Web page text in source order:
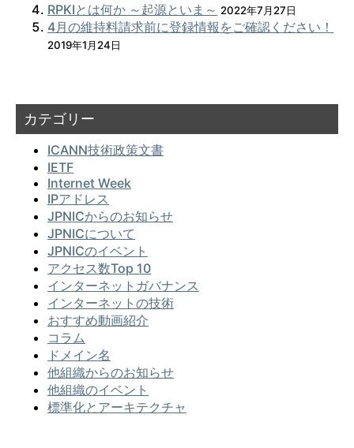
RPKIとは何か ～起源といま～ 2022年7月27日
4月の維持料請求前に登録情報をご確認ください！
2019年1月24日
カテゴリー
ICANN技術政策文書
IETF
Internet Week
IPアドレス
JPNICからのお知らせ
JPNICについて
JPNICのイベント
アクセス数Top 10
インターネットガバナンス
インターネットの技術
おすすめ動画紹介
コラム
ドメイン名
他組織からのお知らせ
他組織のイベント
標準化とアーキテクチャ